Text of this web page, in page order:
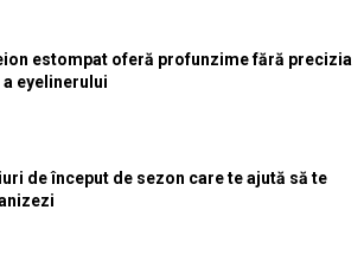
estompat oferă profunzime fără precizia
eyelinerului
de început de sezon care te ajută să te